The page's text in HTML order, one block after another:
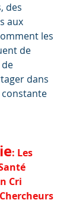
des
aux
les
de
dans
: Les
Cri